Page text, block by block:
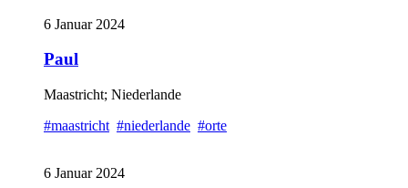
6 Januar 2024
Paul
Maastricht; Niederlande
#maastricht #niederlande #orte
6 Januar 2024